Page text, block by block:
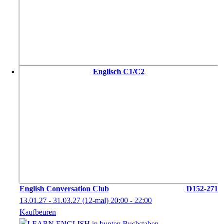
Englisch C1/C2
English Conversation Club
D152-271
13.01.27 - 31.03.27 (12-mal) 20:00 - 22:00
Kaufbeuren